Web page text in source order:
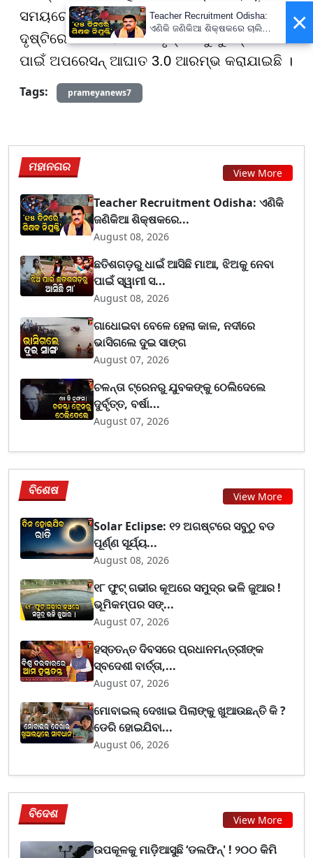
ସମୟରେ ଅପରାଧିକ କାର୍ଯ୍ୟକଳାପ ବୃଦ୍ଧି ପାଇବାକୁ
ଦୃଷ୍ଟିରେ ରଖି ସାର୍ବଜନୀନ ଶୃଙ୍ଖଳାକୁ ସୁରକ୍ଷା ଦେବା
ପାଇଁ ଅପରେସନ୍ ଆଘାତ 3.0 ଆରମ୍ଭ କରାଯାଇଛି ।
Tags:
prameyanews7
ମହାନଗର View More
Teacher Recruitment Odisha: ଏଣିକି
ଜଣିକିଆ ଶିକ୍ଷକରେ...
August 08, 2026
ଛତିଶଗଡ଼ରୁ ଧାଇଁ ଆସିଛି ମାଆ, ଝିଅକୁ ନେବା
ପାଇଁ ସ୍ୱାମୀ ସ...
August 08, 2026
ଗାଧୋଇବା ବେଳେ ହେଲା କାଳ, ନଦୀରେ
ଭାସିଗଲେ ଦୁଇ ସାଙ୍ଗ
August 07, 2026
ଚଳନ୍ତା ଟ୍ରେନରୁ ଯୁବକଙ୍କୁ ଠେଲିଦେଲେ
ଦୁର୍ବୃତ୍ତ, ବର୍ଷା...
August 07, 2026
ବିଶେଷ View More
Solar Eclipse: ୧୨ ଅଗଷ୍ଟରେ ସବୁଠୁ ବଡ
ପୂର୍ଣ୍ଣ ସୂର୍ଯ୍ୟ...
August 08, 2026
୧୮ ଫୁଟ୍ ଗଭୀର କୂଅରେ ସମୁଦ୍ର ଭଳି ଜୁଆର !
ଭୂମିକମ୍ପର ସଙ୍...
August 07, 2026
ହସ୍ତତନ୍ତ ଦିବସରେ ପ୍ରଧାନମନ୍ତ୍ରୀଙ୍କ
ସ୍ବଦେଶୀ ବାର୍ତ୍ତା,...
August 07, 2026
ମୋବାଇଲ୍ ଦେଖାଇ ପିଲାଙ୍କୁ ଖୁଆଉଛନ୍ତି କି ?
ଡେରି ହୋଇଯିବା...
August 06, 2026
ବିଦେଶ View More
ଉପକୂଳକୁ ମାଡ଼ିଆସୁଛି ‘ଡଲଫିନ୍' ! ୨୦୦ କିମି
×
Teacher Recruitment Odisha:
ଏଣିକି ଜଣିକିଆ ଶିକ୍ଷକରେ ଚାଲିବନି
ସାରିବାକୁ ନିର୍ଦ୍ଦେଶ